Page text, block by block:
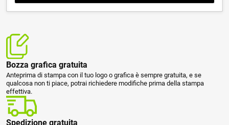
Bozza grafica gratuita
Anteprima di stampa con il tuo logo o grafica è sempre gratuita, e se
qualcosa non ti piace, potrai richiedere modifiche prima della stampa
effettiva.
Spedizione gratuita